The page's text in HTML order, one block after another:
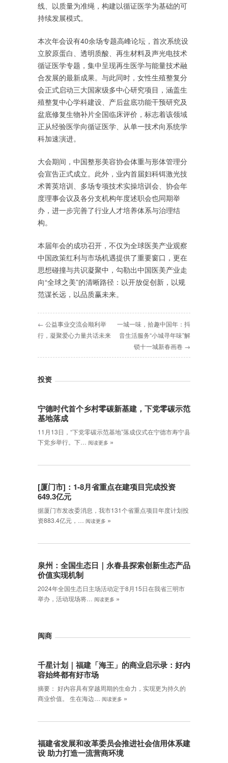
线、以质量为准绳，构建以循证医学为基础的可
持续发展模式。
本次年会设有40余场专题高峰论坛，首次系统设
立胶原蛋白、透明质酸、再生材料及声光电技术
循证医学专题，集中呈现再生医学与能量技术融
合发展的最新成果。与此同时，女性生殖整复分
会正式启动三大国家级多中心研究项目，涵盖生
殖整复中心学科建设、产后盆底功能干预研究及
盆底修复生物补片全国临床评价，标志着该领域
正从经验医学向循证医学、从单一技术向系统学
科加速演进。
大会期间，中国整形美容协会体重与形体管理分
会宣告正式成立。此外，业内首届妇科铒激光技
术菁英培训、多场专项技术实操培训会、协会年
度理事会议及各分支机构年度述职会也同期举
办，进一步完善了行业人才培养体系与治理结
构。
本届年会的成功召开，不仅为全球医美产业观察
中国政策红利与市场机遇提供了重要窗口，更在
思想碰撞与共识凝聚中，勾勒出中国医美产业走
向“全球之美”的清晰路径：以开放促创新，以规
范谋长远，以品质赢未来。
← 公益事业交流会顺利举
行，凝聚爱心力量共话未来
一城一味，拾趣中国年：抖
音生活服务“小城寻年味”解
锁十一城新春画卷 →
投资
宁德时代首个乡村零碳新基建，下党零碳示范
基地落成
11月13日，“下党零碳示范基地”落成仪式在宁德市寿宁县
下党乡举行。下…
阅读更多 »
[厦门市]：1-8月省重点在建项目完成投资
649.3亿元
据厦门市发改委消息，我市131个省重点项目年度计划投
资883.4亿元，…
阅读更多 »
泉州：全国生态日｜永春县探索创新生态产品
价值实现机制
2024年全国生态日主场活动定于8月15日在我省三明市
举办，活动现场将…
阅读更多 »
闽商
千星计划｜福建「海王」的商业启示录：好内
容始终都有好市场
摘要： 好内容具有穿越周期的生命力，实现更为持久的
商业价值。 生在海边…
阅读更多 »
福建省发展和改革委员会推进社会信用体系建
设 助力打造一流营商环境